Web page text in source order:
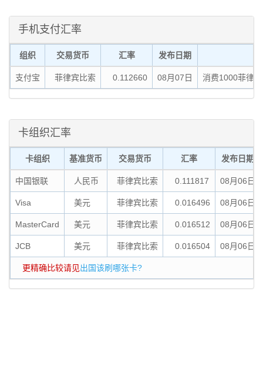
手机支付汇率
组织 交易货币 汇率 发布日期
支付宝 菲律宾比索 0.112660 08月07日 消费1000菲律
卡组织汇率
卡组织 基准货币 交易货币 汇率 发布日期
中国银联 人民币 菲律宾比索 0.111817 08月06日
Visa 美元 菲律宾比索 0.016496 08月06日
MasterCard 美元 菲律宾比索 0.016512 08月06日
JCB 美元 菲律宾比索 0.016504 08月06日
更精确比较请见出国该刷哪张卡?